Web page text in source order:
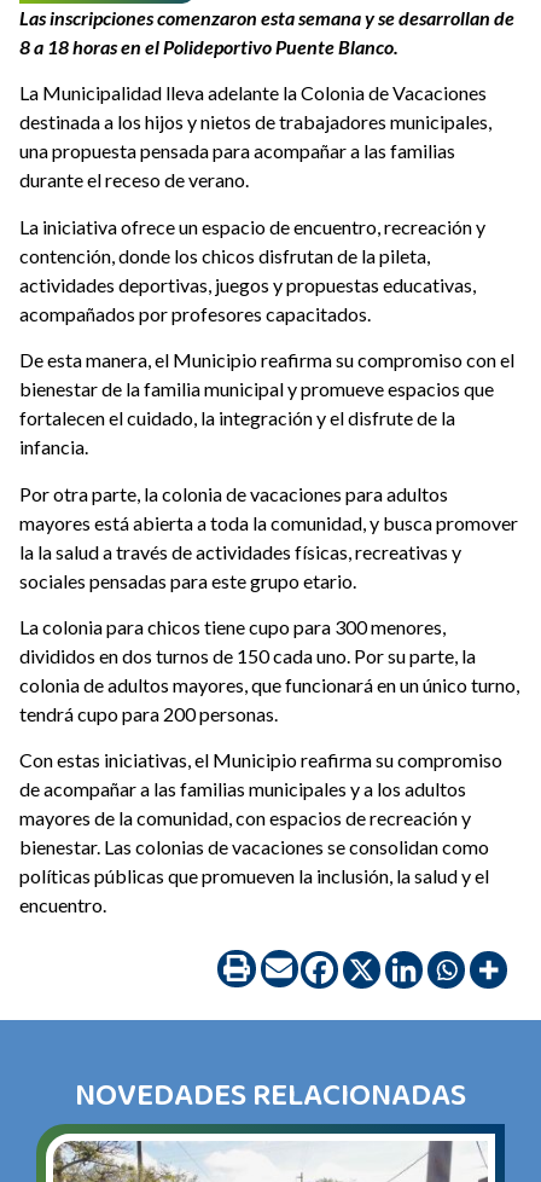
Las inscripciones comenzaron esta semana y se desarrollan de
8 a 18 horas en el Polideportivo Puente Blanco.
La Municipalidad lleva adelante la Colonia de Vacaciones
destinada a los hijos y nietos de trabajadores municipales,
una propuesta pensada para acompañar a las familias
durante el receso de verano.
La iniciativa ofrece un espacio de encuentro, recreación y
contención, donde los chicos disfrutan de la pileta,
actividades deportivas, juegos y propuestas educativas,
acompañados por profesores capacitados.
De esta manera, el Municipio reafirma su compromiso con el
bienestar de la familia municipal y promueve espacios que
fortalecen el cuidado, la integración y el disfrute de la
infancia.
Por otra parte, la colonia de vacaciones para adultos
mayores está abierta a toda la comunidad, y busca promover
la la salud a través de actividades físicas, recreativas y
sociales pensadas para este grupo etario.
La colonia para chicos tiene cupo para 300 menores,
divididos en dos turnos de 150 cada uno. Por su parte, la
colonia de adultos mayores, que funcionará en un único turno,
tendrá cupo para 200 personas.
Con estas iniciativas, el Municipio reafirma su compromiso
de acompañar a las familias municipales y a los adultos
mayores de la comunidad, con espacios de recreación y
bienestar. Las colonias de vacaciones se consolidan como
políticas públicas que promueven la inclusión, la salud y el
encuentro.
NOVEDADES RELACIONADAS